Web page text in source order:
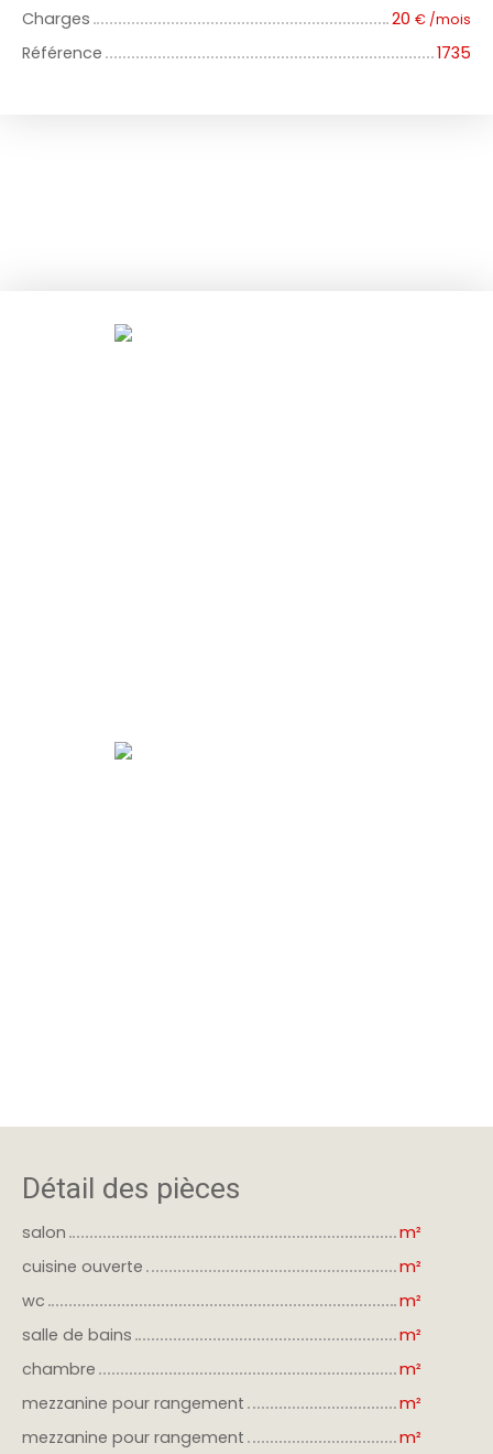
Charges
20 € /mois
Référence 1735
Détail des pièces
salon
m²
cuisine ouverte
m²
wc
m²
salle de bains
m²
chambre
m²
mezzanine pour rangement
m²
mezzanine pour rangement
m²